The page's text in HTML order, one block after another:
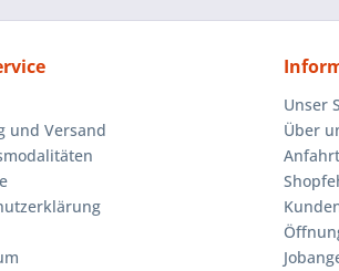
und Versand
Unser
Über
Anfahrt